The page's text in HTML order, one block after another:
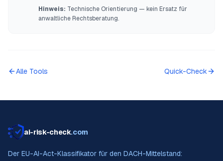
Hinweis: Technische Orientierung — kein Ersatz für
anwaltliche Rechtsberatung.
Alle Tools Quick-Check
ai-risk-check.com
Der EU-AI-Act-Klassifikator für den DACH-Mittelstand: